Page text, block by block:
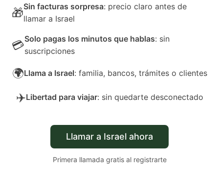
🎁Sin facturas sorpresa: precio claro antes de
llamar a Israel
💳Solo pagas los minutos que hablas: sin
suscripciones
🌍Llama a Israel: familia, bancos, trámites o clientes
✈️Libertad para viajar: sin quedarte desconectado
Llamar a Israel ahora
Primera llamada gratis al registrarte